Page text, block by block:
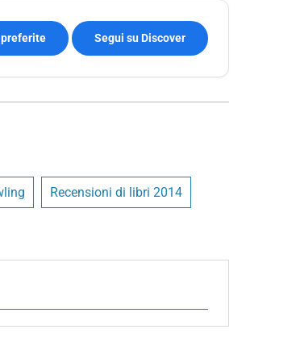
Segui su Discover
Recensioni di libri 2014